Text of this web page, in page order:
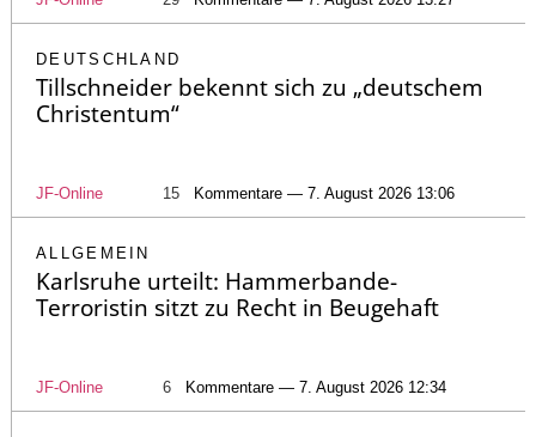
DEUTSCHLAND
Tillschneider bekennt sich zu „deutschem
Christentum“
JF-Online 15 Kommentare — 7. August 2026 13:06
ALLGEMEIN
Karlsruhe urteilt: Hammerbande-
Terroristin sitzt zu Recht in Beugehaft
JF-Online 6 Kommentare — 7. August 2026 12:34